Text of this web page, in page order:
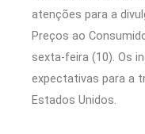
atenções para a
Preços ao
sexta-feira (10). Os
expectativas para a
Estados Unidos.